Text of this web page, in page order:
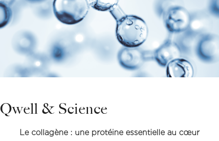
Qwell & Science
Le collagène : une protéine essentielle au cœur